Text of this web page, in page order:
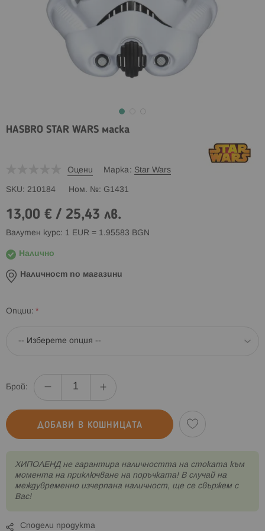
HASBRO STAR WARS маска
Оцени Марка Star Wars
SKU 210184 Ном. № G1431
13,00 € / 25,43 лв.
Валутен курс: 1 EUR = 1.95583 BGN
Налично
Наличност по магазини
Опции
Брой:
ДОБАВИ В КОШНИЦАТА
XИПОЛЕНД не гарантира наличността на стоката към
момента на приключване на поръчката! В случай на
междувременно изчерпана наличност, ще се свържем с
Вас!
Сподели продукта